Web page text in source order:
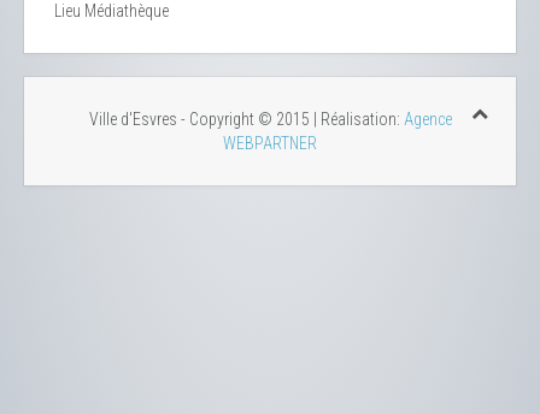
Lieu Médiathèque
Ville d'Esvres - Copyright © 2015 | Réalisation: Agence
WEBPARTNER